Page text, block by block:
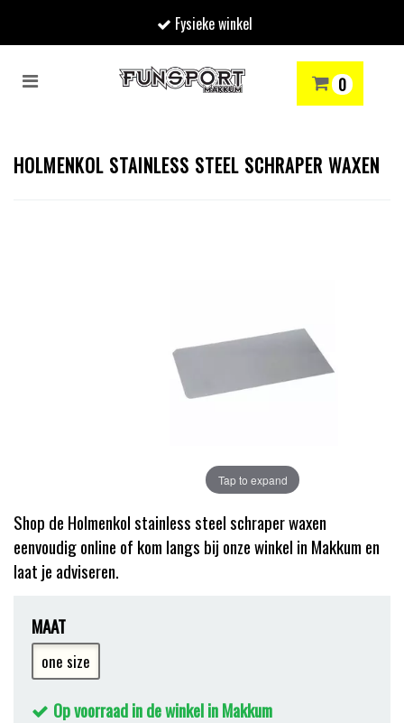
Fysieke winkel
Toggle
0
SKIËN WINTERSPORTSHOP
HOLMENKOL STAINLESS STEEL SCHRAPER WAXEN
Tap to expand
Shop de Holmenkol stainless steel schraper waxen
eenvoudig online of kom langs bij onze winkel in Makkum en
laat je adviseren.
MAAT
one size
Op voorraad in de winkel in Makkum